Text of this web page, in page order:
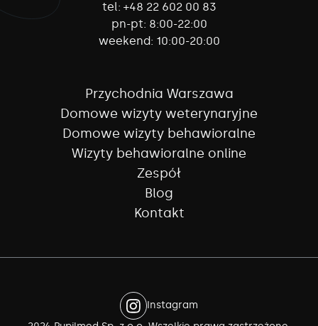
tel: +48 22 602 00 83
pn-pt: 8:00-22:00
weekend: 10:00-20:00
Przychodnia Warszawa
Domowe wizyty weterynaryjne
Domowe wizyty behawioralne
Wizyty behawioralne online
Zespół
Blog
Kontakt
Instagram